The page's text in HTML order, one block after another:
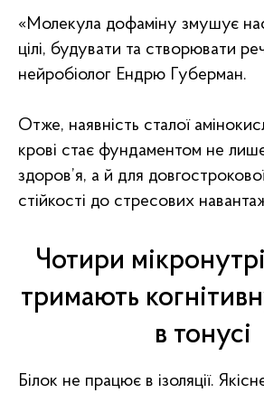
«Молекула дофаміну змушує
цілі, будувати та створювати
нейробіолог Ендрю Губерман.
Отже, наявність сталої
крові стає фундаментом не
здоров’я, а й для
стійкості до стресових
Чотири
тримають
в тонусі
Білок не працює в ізоляції.